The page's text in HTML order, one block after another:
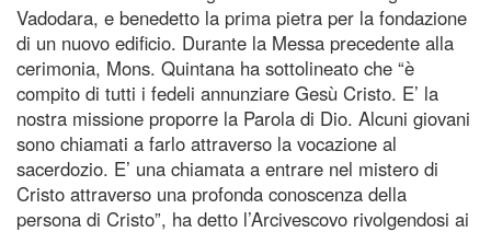
Vadodara, e benedetto la prima pietra per la fondazione
di un nuovo edificio. Durante la Messa precedente alla
cerimonia, Mons. Quintana ha sottolineato che “è
compito di tutti i fedeli annunziare Gesù Cristo. E’ la
nostra missione proporre la Parola di Dio. Alcuni giovani
sono chiamati a farlo attraverso la vocazione al
sacerdozio. E’ una chiamata a entrare nel mistero di
Cristo attraverso una profonda conoscenza della
persona di Cristo”, ha detto l’Arcivescovo rivolgendosi ai